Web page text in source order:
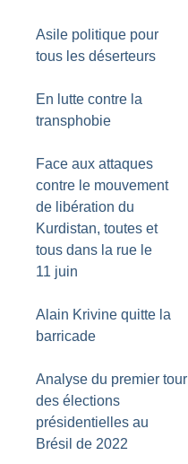
Asile politique pour
tous les déserteurs
En lutte contre la
transphobie
Face aux attaques
contre le mouvement
de libération du
Kurdistan, toutes et
tous dans la rue le
11 juin
Alain Krivine quitte la
barricade
Analyse du premier tour
des élections
présidentielles au
Brésil de 2022